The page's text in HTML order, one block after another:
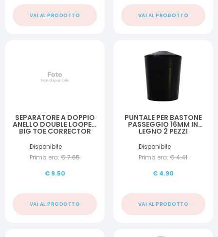
VAI AL PRODOTTO VAI AL PRODOTTO
SEPARATORE A DOPPIO
ANELLO DOUBLE LOOPED
BIG TOE CORRECTOR
SECONDO DITO
Disponibile
Prima era: €7.65
€ 9.50
VAI AL PRODOTTO
PUNTALE PER BASTONE
PASSEGGIO 16MM IN
LEGNO 2 PEZZI
Disponibile
Prima era: €4.41
€ 4.90
VAI AL PRODOTTO